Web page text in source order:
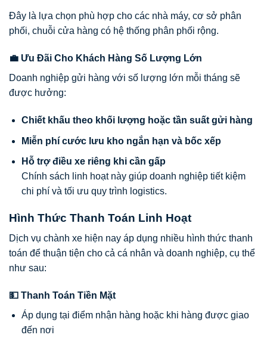
Đây là lựa chọn phù hợp cho các nhà máy, cơ sở phân
phối, chuỗi cửa hàng có hệ thống phân phối rộng.
💼 Ưu Đãi Cho Khách Hàng Số Lượng Lớn
Doanh nghiệp gửi hàng với số lượng lớn mỗi tháng sẽ
được hưởng:
Chiết khấu theo khối lượng hoặc tần suất gửi hàng
Miễn phí cước lưu kho ngắn hạn và bốc xếp
Hỗ trợ điều xe riêng khi cần gấp
Chính sách linh hoạt này giúp doanh nghiệp tiết kiệm
chi phí và tối ưu quy trình logistics.
Hình Thức Thanh Toán Linh Hoạt
Dịch vụ chành xe hiện nay áp dụng nhiều hình thức thanh
toán để thuận tiện cho cả cá nhân và doanh nghiệp, cụ thể
như sau:
💵 Thanh Toán Tiền Mặt
Áp dụng tại điểm nhận hàng hoặc khi hàng được giao
đến nơi